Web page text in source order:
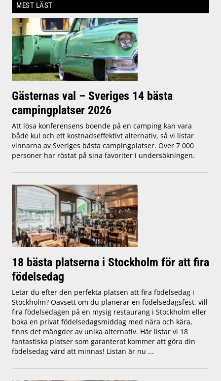
MEST LÄST
Gästernas val – Sveriges 14 bästa
campingplatser 2026
Att lösa konferensens boende på en camping kan vara
både kul och ett kostnadseffektivt alternativ, så vi listar
vinnarna av Sveriges bästa campingplatser. Över 7 000
personer har röstat på sina favoriter i undersökningen.
18 bästa platserna i Stockholm för att fira
födelsedag
Letar du efter den perfekta platsen att fira födelsedag i
Stockholm? Oavsett om du planerar en födelsedagsfest, vill
fira födelsedagen på en mysig restaurang i Stockholm eller
boka en privat födelsedagsmiddag med nära och kära,
finns det mängder av unika alternativ. Här listar vi 18
fantastiska platser som garanterat kommer att göra din
födelsedag värd att minnas! Listan är nu ...